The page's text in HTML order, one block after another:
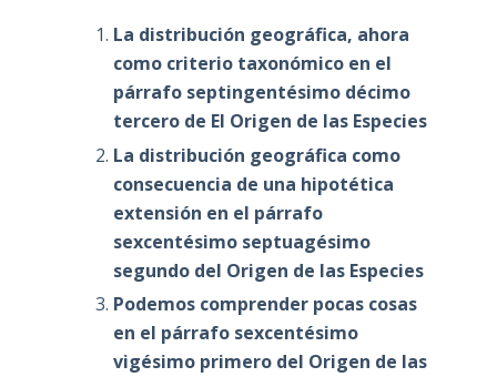
La distribución geográfica, ahora
como criterio taxonómico en el
párrafo septingentésimo décimo
tercero de El Origen de las Especies
La distribución geográfica como
consecuencia de una hipotética
extensión en el párrafo
sexcentésimo septuagésimo
segundo del Origen de las Especies
Podemos comprender pocas cosas
en el párrafo sexcentésimo
vigésimo primero del Origen de las